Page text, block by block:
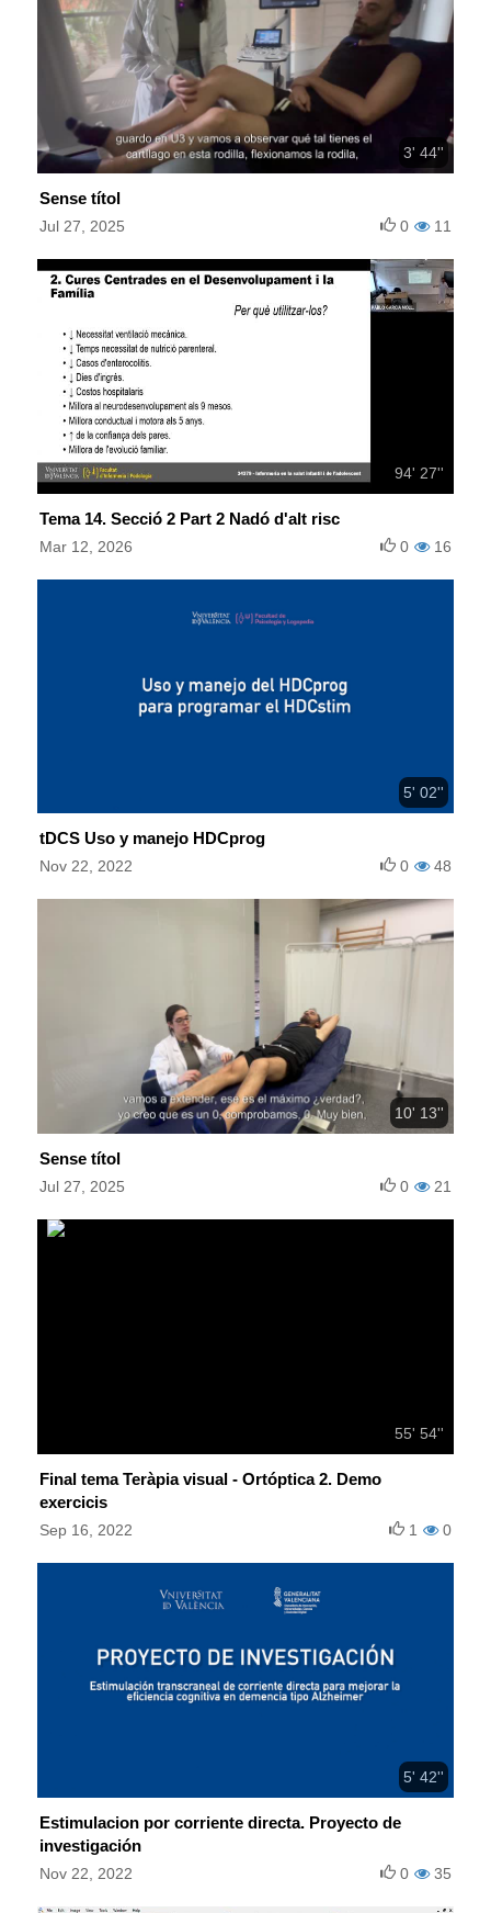
3' 44''
Sense títol
Jul 27, 2025 11
0
94' 27''
Tema 14. Secció 2 Part 2 Nadó d'alt risc
Mar 12, 2026 16
0
5' 02''
tDCS Uso y manejo HDCprog
Nov 22, 2022 48
0
10' 13''
Sense títol
Jul 27, 2025 21
0
55' 54''
Final tema Teràpia visual - Ortóptica 2. Demo
exercicis
Sep 16, 2022 0
1
5' 42''
Estimulacion por corriente directa. Proyecto de
investigación
Nov 22, 2022 35
0